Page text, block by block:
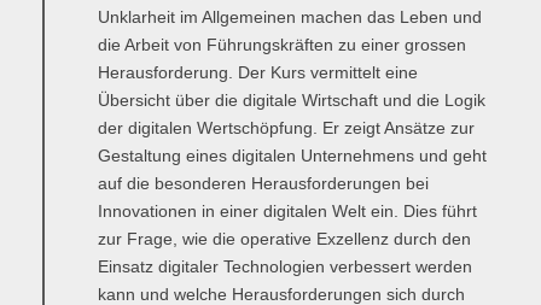
Unklarheit im Allgemeinen machen das Leben und
die Arbeit von Führungskräften zu einer grossen
Herausforderung. Der Kurs vermittelt eine
Übersicht über die digitale Wirtschaft und die Logik
der digitalen Wertschöpfung. Er zeigt Ansätze zur
Gestaltung eines digitalen Unternehmens und geht
auf die besonderen Herausforderungen bei
Innovationen in einer digitalen Welt ein. Dies führt
zur Frage, wie die operative Exzellenz durch den
Einsatz digitaler Technologien verbessert werden
kann und welche Herausforderungen sich durch